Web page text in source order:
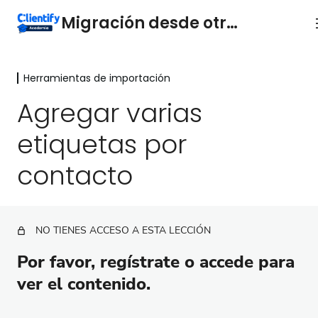
Migración desde otros CRM
Migración de Contactos de otras
plataformas
9 lecciones
Herramientas de importación
Campos personalizados
Importar Empresas
Importar Oportunidades
Importar Productos
Herramientas de importación
Agregar varias
etiquetas por
contacto
NO TIENES ACCESO A ESTA LECCIÓN
Por favor, regístrate o accede para
ver el contenido.